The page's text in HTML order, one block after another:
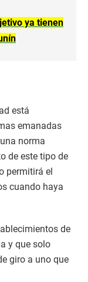
ya tienen
está
emanadas
norma
de este tipo de
permitirá el
cuando haya
de
y que solo
giro a uno que